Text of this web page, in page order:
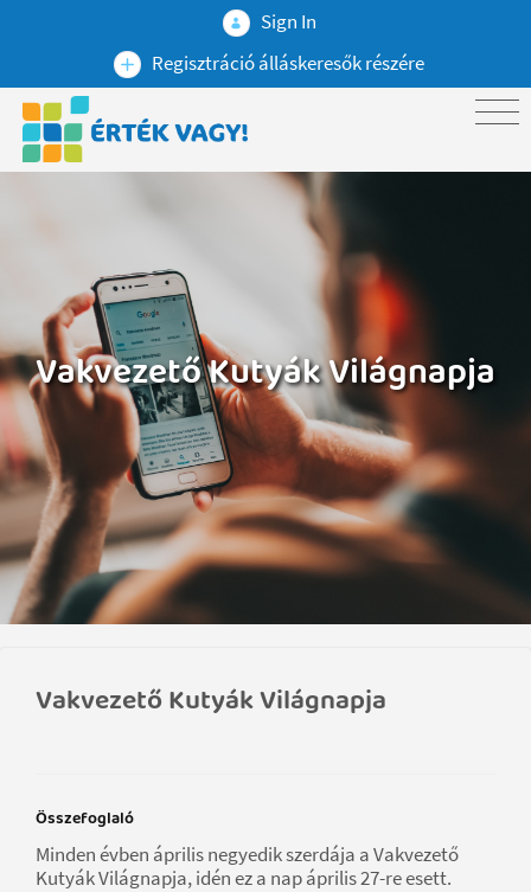
Sign In
Regisztráció álláskeresők részére
Vakvezető Kutyák Világnapja
Vakvezető Kutyák Világnapja
Összefoglaló
Minden évben április negyedik szerdája a Vakvezető
Kutyák Világnapja, idén ez a nap április 27-re esett.